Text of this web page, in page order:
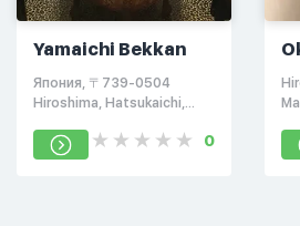
Yamaichi Bekkan
Япония, 〒739-0504
Hiroshima, Hatsukaichi,
0